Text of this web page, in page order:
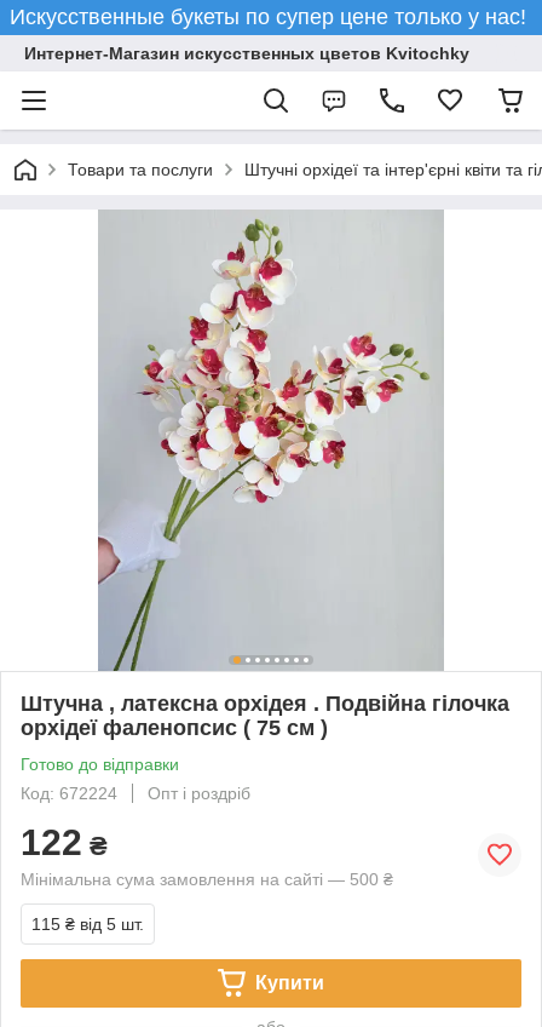
Искусственные букеты по супер цене только у нас!
Интернет-Магазин искусственных цветов Kvitochky
Товари та послуги Штучні орхідеї та інтер'єрні квіти та
Штучна , латексна орхідея . Подвійна гілочка
орхідеї фаленопсис ( 75 см )
Готово до відправки
Код: 672224
Опт і роздріб
122 ₴
Мінімальна сума замовлення на сайті — 500 ₴
115 ₴ від 5 шт.
Купити